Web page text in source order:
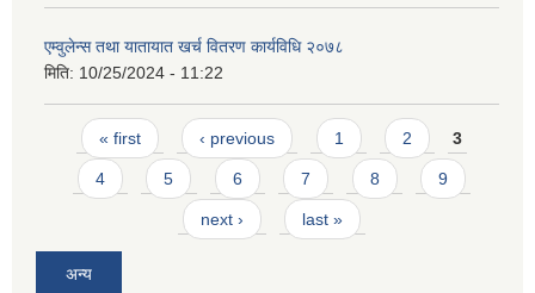
एम्वुलेन्स तथा यातायात खर्च वितरण कार्यविधि २०७८
मिति: 10/25/2024 - 11:22
Pages
« first ‹ previous 1 2 3
4 5 6 7 8 9
next › last »
अन्य